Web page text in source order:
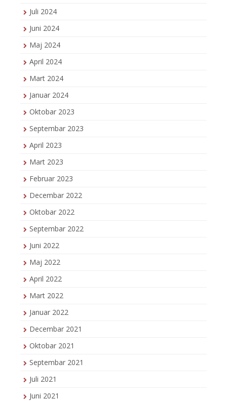
Juli 2024
Juni 2024
Maj 2024
April 2024
Mart 2024
Januar 2024
Oktobar 2023
Septembar 2023
April 2023
Mart 2023
Februar 2023
Decembar 2022
Oktobar 2022
Septembar 2022
Juni 2022
Maj 2022
April 2022
Mart 2022
Januar 2022
Decembar 2021
Oktobar 2021
Septembar 2021
Juli 2021
Juni 2021